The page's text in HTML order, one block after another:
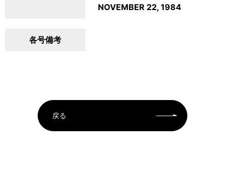
NOVEMBER 22, 1984
各号備考
戻る